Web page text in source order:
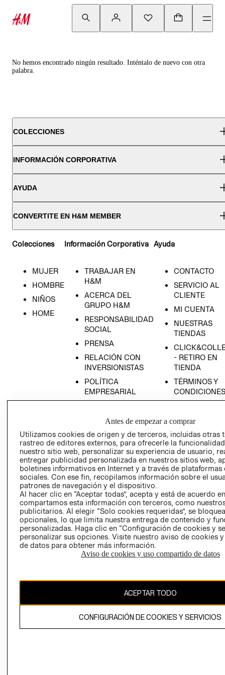
No hemos encontrado ningún resultado. Inténtalo de nuevo con otra
palabra.
COLECCIONES
INFORMACIÓN CORPORATIVA
AYUDA
CONVERTITE EN H&M MEMBER
Colecciones
MUJER
HOMBRE
NIÑOS
HOME
Información Corporativa
TRABAJAR EN
H&M
ACERCA DEL
GRUPO H&M
RESPONSABILIDAD
SOCIAL
PRENSA
RELACIÓN CON
INVERSIONISTAS
POLÍTICA
EMPRESARIAL
Ayuda
CONTACTO
SERVICIO AL
CLIENTE
MI CUENTA
NUESTRAS
TIENDAS
- RETIRO EN
TIENDA
TÉRMINOS Y
CONDICIONES
GIFT CARD
AVISO DE
COOKIES
Uruguay ($U)
CAMBIAR REGIÓN
propiedad de H&M Hennes & Mauritz AB.
Antes de empezar a comprar
Utilizamos cookies de origen y de terceros, incluidas otras
rastreo de editores externos, para ofrecerle la
nuestro sitio web, personalizar su experiencia de usuario,
entregar publicidad personalizada en nuestros sitios web,
boletines informativos en Internet y a través de plataformas
sociales. Con ese fin, recopilamos información sobre el
patrones de navegación y el dispositivo.
Al hacer clic en “Aceptar todas”, acepta y está de acuerdo
compartamos esta información con terceros, como
publicitarios. Al elegir “Solo cookies requeridas”, se
opcionales, lo que limita nuestra entrega de contenido y
personalizadas. Haga clic en “Configuración de cookies y
personalizar sus opciones. Visite nuestro aviso de cookies
de datos para obtener más información.
Aviso de cookies y uso compartido de datos
ACEPTAR TODO
CONFIGURACIÓN DE COOKIES Y SERVICIOS